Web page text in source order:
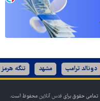
دونالد ترامپ مشهد تنگه هرمز
تمامی حقوق برای قدس آنلاین محفوظ است.